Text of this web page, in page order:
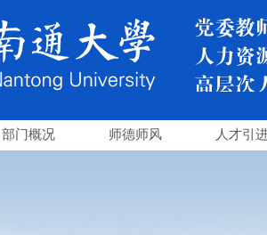
部门概况 师德师风 人才引